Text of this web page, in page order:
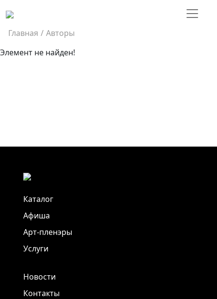
Главная / Авторы
Элемент не найден!
Каталог
Афиша
Арт-пленэры
Услуги
Новости
Контакты